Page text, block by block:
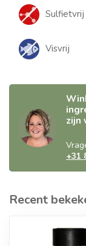
Sulfietvrij
Visvrij
zijn
+31
Recent